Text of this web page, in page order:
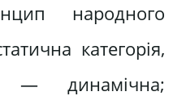
народного
категорія,
— динамічна;